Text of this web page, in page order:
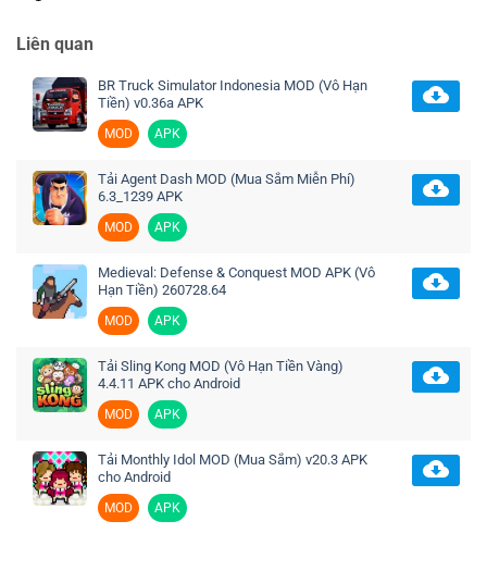
Liên quan
BR Truck Simulator Indonesia MOD (Vô Hạn
Tiền) v0.36a APK
MOD APK
Tải Agent Dash MOD (Mua Sắm Miễn Phí)
6.3_1239 APK
MOD APK
Medieval: Defense & Conquest MOD APK (Vô
Hạn Tiền) 260728.64
MOD APK
Tải Sling Kong MOD (Vô Hạn Tiền Vàng)
4.4.11 APK cho Android
MOD APK
Tải Monthly Idol MOD (Mua Sắm) v20.3 APK
cho Android
MOD APK